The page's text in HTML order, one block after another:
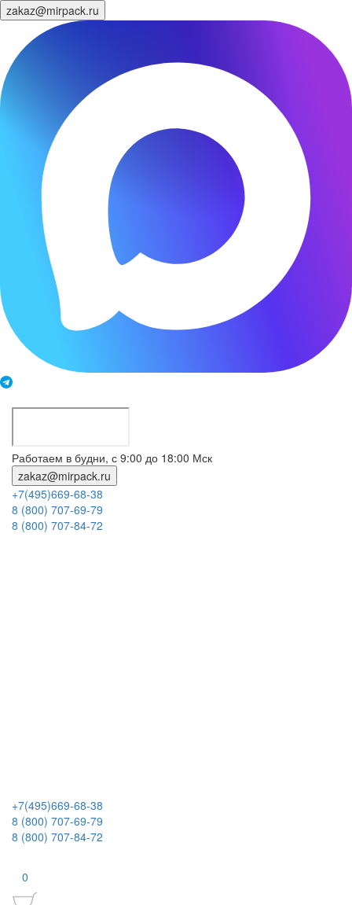
zakaz@mirpack.ru
Работаем в будни, с 9:00 до 18:00 Мск
zakaz@mirpack.ru
+7(495)669-68-38
8 (800) 707-69-79
8 (800) 707-84-72
+7(495)669-68-38
8 (800) 707-69-79
8 (800) 707-84-72
0